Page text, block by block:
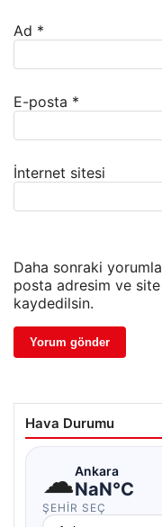
Ad *
E-posta *
İnternet sitesi
Daha sonraki
posta adresim ve site
kaydedilsin.
Hava Durumu
☁Ankara
NaN°C
ŞEHIR SEÇ